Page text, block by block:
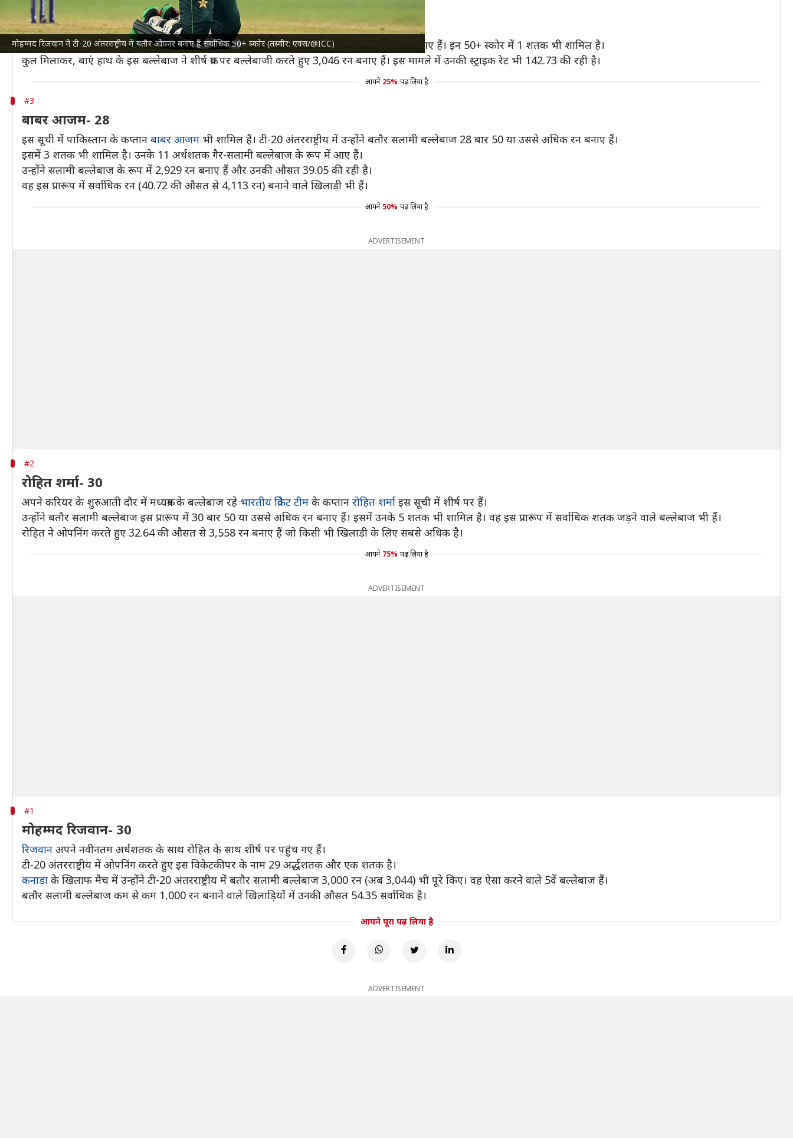
मोहम्मद रिजवान ने टी-20 अंतरराष्ट्रीय में बतौर ओपनर बनाए हैं सर्वाधिक 50+ स्कोर (तस्वीर: एक्स/@ICC)
डेविड वार्नर- 27
ऑस्ट्रेलिया क्रिकेट टीमकेडेविड वार्नरटी-20 प्रारूप के इतिहास में सर्वश्रेष्ठ सलामी बल्लेबाजों में से एक हैं।
टी-20 अंतरराष्ट्रीय में उनके 28 बार बनाए गए 50+ स्कोर से में से 27 बतौर ओपनर बल्लेबाज के रूप में आए हैं। इन 50+ स्कोर में 1 शतक भी शामिल है।
कुल मिलाकर, बाएं हाथ के इस बल्लेबाज ने शीर्ष क्रम पर बल्लेबाजी करते हुए 3,046 रन बनाए हैं। इस मामले में उनकी स्ट्राइक रेट भी 142.73 की रही है।
आपने 25% पढ़ लिया है
#3
बाबर आजम- 28
इस सूची में पाकिस्तान के कप्तान बाबर आजम भी शामिल हैं। टी-20 अंतरराष्ट्रीय में उन्होंने बतौर सलामी बल्लेबाज 28 बार 50 या उससे अधिक रन बनाए हैं।
इसमें 3 शतक भी शामिल है। उनके 11 अर्धशतक गैर-सलामी बल्लेबाज के रूप में आए हैं।
उन्होंने सलामी बल्लेबाज के रूप में 2,929 रन बनाए हैं और उनकी औसत 39.05 की रही है।
वह इस प्रारूप में सर्वाधिक रन (40.72 की औसत से 4,113 रन) बनाने वाले खिलाड़ी भी हैं।
आपने 50% पढ़ लिया है
ADVERTISEMENT
#2
रोहित शर्मा- 30
अपने करियर के शुरुआती दौर में मध्यक्रम के बल्लेबाज रहे भारतीय क्रिकेट टीम के कप्तान रोहित शर्मा इस सूची में शीर्ष पर हैं।
उन्होंने बतौर सलामी बल्लेबाज इस प्रारूप में 30 बार 50 या उससे अधिक रन बनाए हैं। इसमें उनके 5 शतक भी शामिल है। वह इस प्रारूप में सर्वाधिक शतक जड़ने वाले बल्लेबाज भी हैं।
रोहित ने ओपनिंग करते हुए 32.64 की औसत से 3,558 रन बनाए हैं जो किसी भी खिलाड़ी के लिए सबसे अधिक है।
आपने 75% पढ़ लिया है
ADVERTISEMENT
#1
मोहम्मद रिजवान- 30
रिजवान अपने नवीनतम अर्धशतक के साथ रोहित के साथ शीर्ष पर पहुंच गए हैं।
टी-20 अंतरराष्ट्रीय में ओपनिंग करते हुए इस विकेटकीपर के नाम 29 अर्द्धशतक और एक शतक है।
कनाडा के खिलाफ मैच में उन्होंने टी-20 अंतरराष्ट्रीय में बतौर सलामी बल्लेबाज 3,000 रन (अब 3,044) भी पूरे किए। वह ऐसा करने वाले 5वें बल्लेबाज हैं।
बतौर सलामी बल्लेबाज कम से कम 1,000 रन बनाने वाले खिलाड़ियों में उनकी औसत 54.35 सर्वाधिक है।
आपने पूरा पढ़ लिया है
ADVERTISEMENT